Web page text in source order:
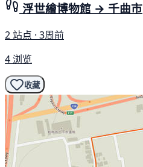
浮世繪博物館 → 千曲市
2 站点 · 3周前
4 浏览
收藏